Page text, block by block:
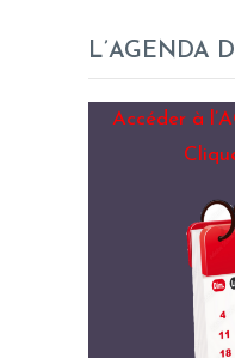
L’AGENDA
Accéder à